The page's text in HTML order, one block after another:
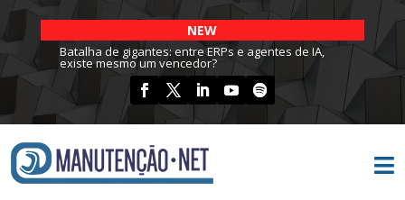
NEW
Batalha de gigantes: entre ERPs e agentes de IA,
existe mesmo um vencedor?
